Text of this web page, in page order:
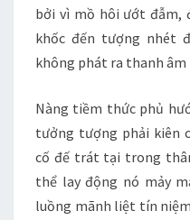
bởi vì mồ hôi ướt đẫm,
khốc đến tượng nhét
không phát ra thanh âm
Nàng tiềm thức phủ
tưởng tượng phải kiên
cố đế trát tại trong
thể lay động nó mảy
luồng mãnh liệt tín